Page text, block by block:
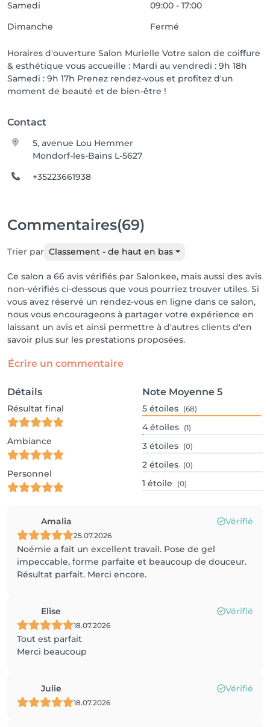
Samedi
09:00 - 17:00
Dimanche
Fermé
Horaires d'ouverture Salon Murielle Votre salon de coiffure
& esthétique vous accueille : Mardi au vendredi : 9h 18h
Samedi : 9h 17h Prenez rendez-vous et profitez d'un
moment de beauté et de bien-être !
Contact
5, avenue Lou Hemmer
Mondorf-les-Bains L-5627
+35223661938
Commentaires(69)
Trier par Classement - de haut en bas
Ce salon a 66 avis vérifiés par Salonkee, mais aussi des avis
non-vérifiés ci-dessous que vous pourriez trouver utiles. Si
vous avez réservé un rendez-vous en ligne dans ce salon,
nous vous encourageons à partager votre expérience en
laissant un avis et ainsi permettre à d'autres clients d'en
savoir plus sur les prestations proposées.
Écrire un commentaire
Détails
Résultat final
Ambiance
Personnel
Note Moyenne 5
5 étoiles (68)
4 étoiles (1)
3 étoiles (0)
2 étoiles (0)
1 étoile (0)
Amalia Vérifié
25.07.2026
Noémie a fait un excellent travail. Pose de gel
impeccable, forme parfaite et beaucoup de douceur.
Résultat parfait. Merci encore.
Elise Vérifié
18.07.2026
Tout est parfait
Merci beaucoup
Julie Vérifié
18.07.2026